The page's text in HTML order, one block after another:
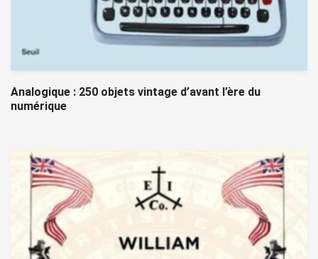
Analogique : 250 objets vintage d’avant l’ère du
numérique